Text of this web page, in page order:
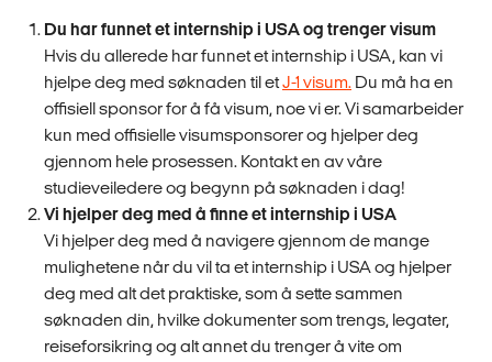
Du har funnet et internship i USA og trenger visum
Hvis du allerede har funnet et internship i USA, kan vi
hjelpe deg med søknaden til etJ-1 visum. Du må ha en
offisiell sponsor for å få visum, noe vi er. Vi samarbeider
kun med offisielle visumsponsorer og hjelper deg
gjennom hele prosessen. Kontakt en av våre
studieveiledere og begynn på søknaden i dag!
Vi hjelper deg med å finne et internship i USA
Vi hjelper deg med å navigere gjennom de mange
mulighetene når du vil ta et internship i USA og hjelper
deg med alt det praktiske, som å sette sammen
søknaden din, hvilke dokumenter som trengs, legater,
reiseforsikring og alt annet du trenger å vite om